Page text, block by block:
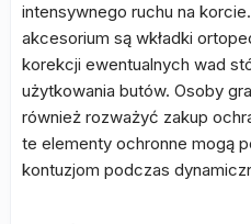
intensywnego ruchu na
akcesorium są wkładki
korekcji ewentualnych wad
użytkowania butów. Osoby
również rozważyć zakup
te elementy ochronne mogą
kontuzjom podczas